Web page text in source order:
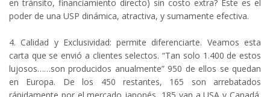
en tránsito, financiamiento directo) sin costo extra? Este es el
poder de una USP dinámica, atractiva, y sumamente efectiva.
4. Calidad y Exclusividad: permite diferenciarte. Veamos esta
carta que se envió a clientes selectos. “Tan solo 1.400 de estos
lujosos……son producidos anualmente” 950 de ellos se quedan
en Europa. De los 450 restantes, 165 son arrebatados